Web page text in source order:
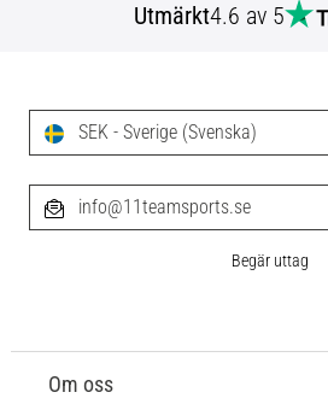
Utmärkt4.6 av 5
Om oss
SEK - Sverige (Svenska)
info@11teamsports.se
Begär uttag